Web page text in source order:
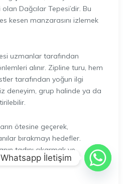
Dağcılar Tepesi’dir. Bu
kesen manzarasını izlemek
uzmanlar tarafından
alınır. Zipline turu, hem
tarafından yoğun ilgi
deneyim, grup halinde ya da
ötesine geçerek,
bırakmayı hedefler.
tadını çıkarmak ve
Alanya Zipline Turu
Whatsapp İletişim